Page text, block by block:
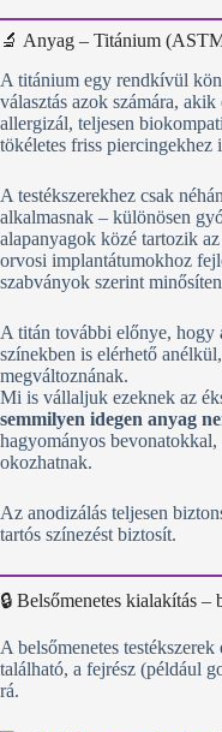
🔬 Anyag – Titánium
A titánium egy rendkívül
választás azok számára,
allergizál, teljesen
tökéletes friss piercingekhez
A testékszerekhez csak
alkalmasnak – különösen
alapanyagok közé tartozik az
orvosi implantátumokhoz
szabványok szerint
A titán további előnye, hogy
színekben is elérhető
megváltoznának.
Mi is vállaljuk ezeknek az
semmilyen idegen anyag
hagyományos
okozhatnak.
Az anodizálás teljesen
tartós színezést biztosít.
🔒 Belsőmenetes kialakítás –
A belsőmenetes
található, a fejrész (például
rá.